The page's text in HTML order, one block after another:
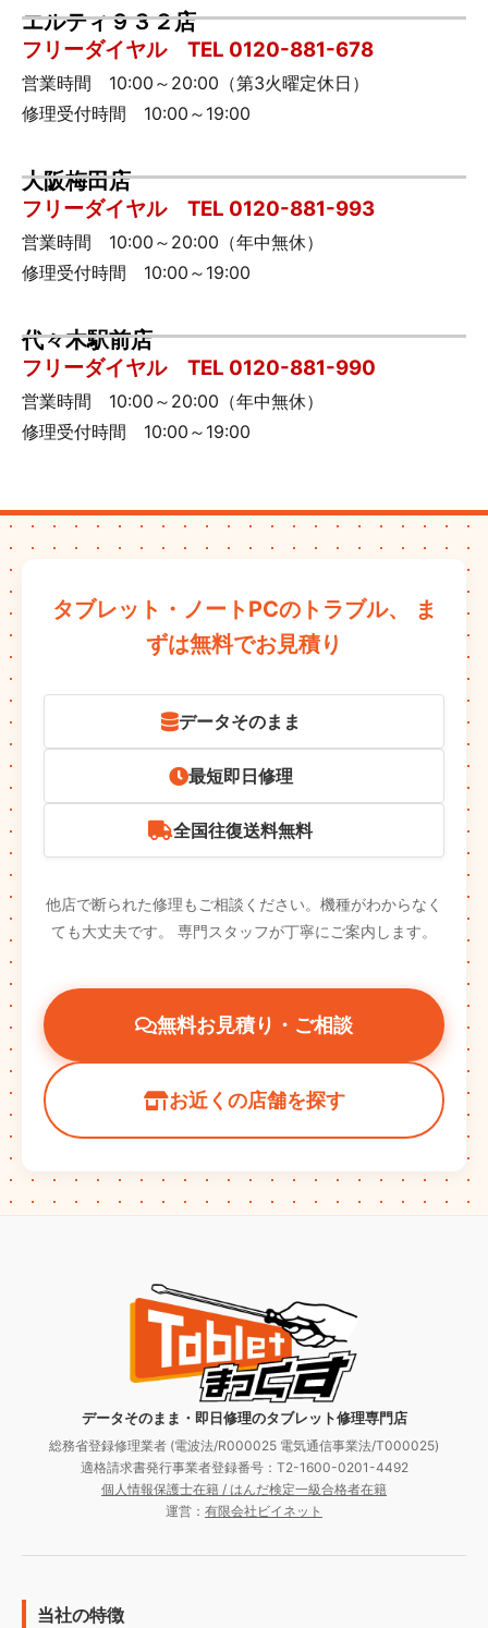
エルティ９３２店
フリーダイヤル TEL 0120-881-678
営業時間 10:00～20:00（第3火曜定休日）
修理受付時間 10:00～19:00
大阪梅田店
フリーダイヤル TEL 0120-881-993
営業時間 10:00～20:00（年中無休）
修理受付時間 10:00～19:00
代々木駅前店
フリーダイヤル TEL 0120-881-990
営業時間 10:00～20:00（年中無休）
修理受付時間 10:00～19:00
タブレット・ノートPCのトラブル、
ま
ずは無料でお見積り
データそのまま
最短即日修理
全国往復送料無料
他店で断られた修理もご相談ください。機種がわからなく
ても大丈夫です。
専門スタッフが丁寧にご案内します。
無料お見積り・ご相談
お近くの店舗を探す
データそのまま・即日修理のタブレット修理専門店
総務省登録修理業者 (電波法/R000025 電気通信事業法/T000025)
適格請求書発行事業者登録番号：T2-1600-0201-4492
個人情報保護士在籍 / はんだ検定一級合格者在籍
運営： 有限会社ビイネット
当社の特徴